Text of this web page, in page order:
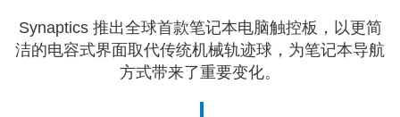
Synaptics 推出全球首款笔记本电脑触控板，以更简
洁的电容式界面取代传统机械轨迹球，为笔记本导航
方式带来了重要变化。